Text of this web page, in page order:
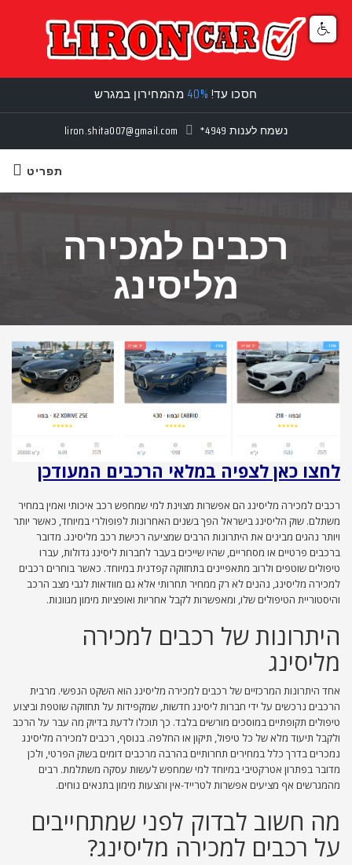
חסכו עד! 40% מהמחירון במגרש
liron.shita007@gmail.com *4949 נשמח לענות
תפריט
רכבים למכירה
מליסינג
לחצו כאן לצפיה במלאי הרכבים המעודכן
רכבים למכירה מליסינג הם אפשרות מצוינת למי שמחפש רכב איכותי ואמין במחיר
משתלם. שוק הליסינג בישראל הפך בשנים האחרונות לפופולרי במיוחד, כאשר יותר
ויותר נהגים מבינים את היתרונות הרבים שמציעה רכישת רכב מליסינג. מדובר
ברכבים פרטיים או מסחריים, שהיו שייכים בעבר לחברות ליסינג גדולות, עברו
טיפולים שוטפים ולרוב מתאפיינים בתחזוקה קפדנית במיוחד. כאשר בוחרים רכבים
למכירה מליסינג, נהנים לא רק ממחיר תחרותי אלא גם מוודאות לגבי מצב הרכב
והיסטוריית הטיפולים שלו, ומאפשרות לקבל אחריות ואופציות מימון מגוונות.
היתרונות של רכבים למכירה
מליסינג
אחד היתרונות המרכזיים של רכבים למכירה מליסינג הוא השקט הנפשי. מרבית
הרכבים נרכשים על ידי חברות ליסינג חדשות, שמקפידות על תחזוקה שוטפת וביצוע
טיפולים תקופתיים במוסכים מורשים בלבד. כך תוכלו לדעת בדיוק מה עבר על הרכב
ולקבל תיעוד מלא של כל טיפול, תיקון או החלפה. בנוסף, רכבים למכירה מליסינג
נמכרים בדרך כלל במחירים תחרותיים בהרבה מרכבים דומים בשוק הפרטי, ולכן
מדובר בפתרון אטרקטיבי במיוחד למי שמחפש לעשות עסקה משתלמת. רבים
מהמגרשים אף מציעים אפשרות לטרייד-אין והצעות מימון בתנאים נוחים.
מה חשוב לבדוק לפני שמתחייבים
על רכבים למכירה מליסינג?